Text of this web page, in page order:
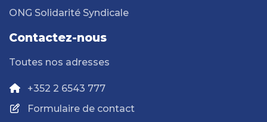
ONG Solidarité Syndicale
Contactez-nous
Toutes nos adresses
+352 2 6543 777
Formulaire de contact